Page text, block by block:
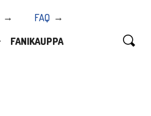
FAQ
FANIKAUPPA